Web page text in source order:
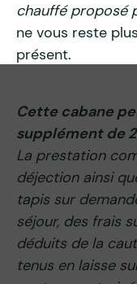
chauffé proposé
ne vous reste
présent.
Cette cabane
supplément de
La prestation
déjection ainsi
tapis sur
séjour, des frais
déduits de la
tenus en laisse